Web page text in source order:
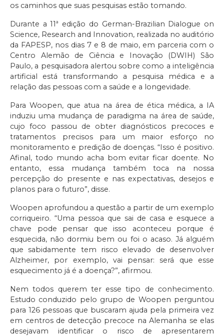
os caminhos que suas pesquisas estão tomando.
Durante a 11ª edição do German-Brazilian Dialogue on
Science, Research and Innovation, realizada no auditório
da FAPESP, nos dias 7 e 8 de maio, em parceria com o
Centro Alemão de Ciência e Inovação (DWIH) São
Paulo, a pesquisadora alertou sobre como a inteligência
artificial está transformando a pesquisa médica e a
relação das pessoas com a saúde e a longevidade.
Para Woopen, que atua na área de ética médica, a IA
induziu uma mudança de paradigma na área de saúde,
cujo foco passou de obter diagnósticos precoces e
tratamentos precisos para um maior esforço no
monitoramento e predição de doenças. “Isso é positivo.
Afinal, todo mundo acha bom evitar ficar doente. No
entanto, essa mudança também toca na nossa
percepção do presente e nas expectativas, desejos e
planos para o futuro”, disse.
Woopen aprofundou a questão a partir de um exemplo
corriqueiro. “Uma pessoa que sai de casa e esquece a
chave pode pensar que isso aconteceu porque é
esquecida, não dormiu bem ou foi o acaso. Já alguém
que sabidamente tem risco elevado de desenvolver
Alzheimer, por exemplo, vai pensar: será que esse
esquecimento já é a doença?”, afirmou.
Nem todos querem ter esse tipo de conhecimento.
Estudo conduzido pelo grupo de Woopen perguntou
para 126 pessoas que buscaram ajuda pela primeira vez
em centros de detecção precoce na Alemanha se elas
desejavam identificar o risco de apresentarem